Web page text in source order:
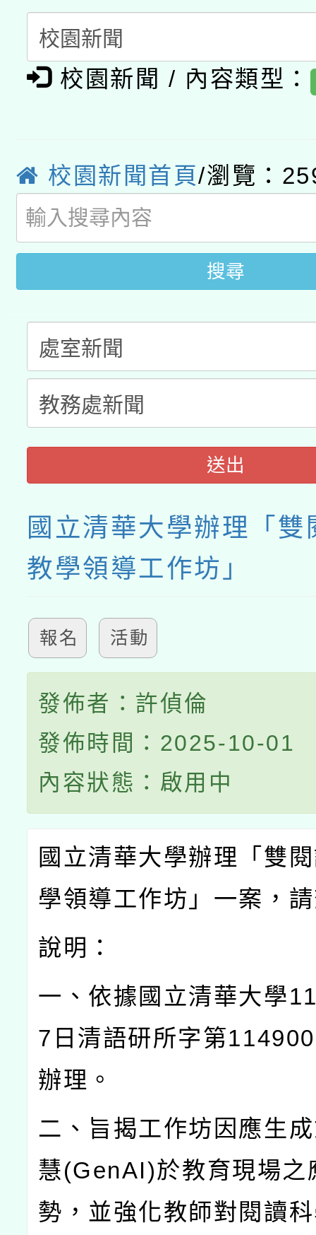
「數位內容與教學軟體
pilot」
有關大陸委員會函釋公
薪期間赴陸應申請許可
轉知經濟部水利署委託
用水績優單位及節水達
動」
桃園市孔廟祈福系列
開 智慧啟航」
2026年桃園地景藝術
校園新聞 / 內容類型：
校園新聞首頁/瀏覽：
搜尋
送出
國立清華大學辦理「雙
教學領導工作坊」
報名 活動
發佈者：許偵倫
發佈時間：2025-10-01
內容狀態：啟用中
國立清華大學辦理「雙
學領導工作坊」一案，
說明：
一、依據國立清華大學
7 日清語研所字第
辦理。
二、旨揭工作坊因應生
慧(GenAI)於教育現場之
勢，並強化教師對閱讀